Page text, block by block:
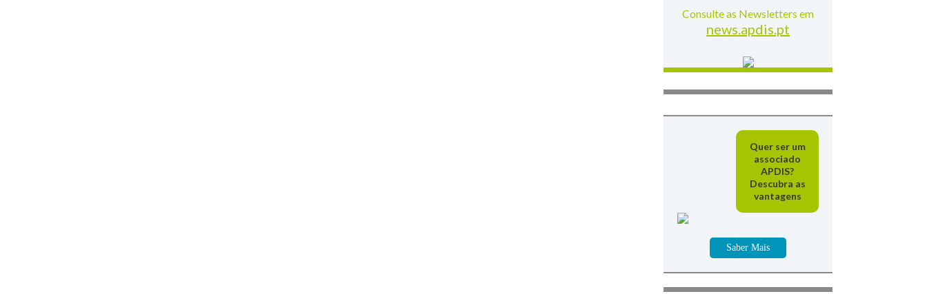
Consulte as Newsletters em
news.apdis.pt
Quer ser um
associado
APDIS?
Descubra as
vantagens
Saber Mais